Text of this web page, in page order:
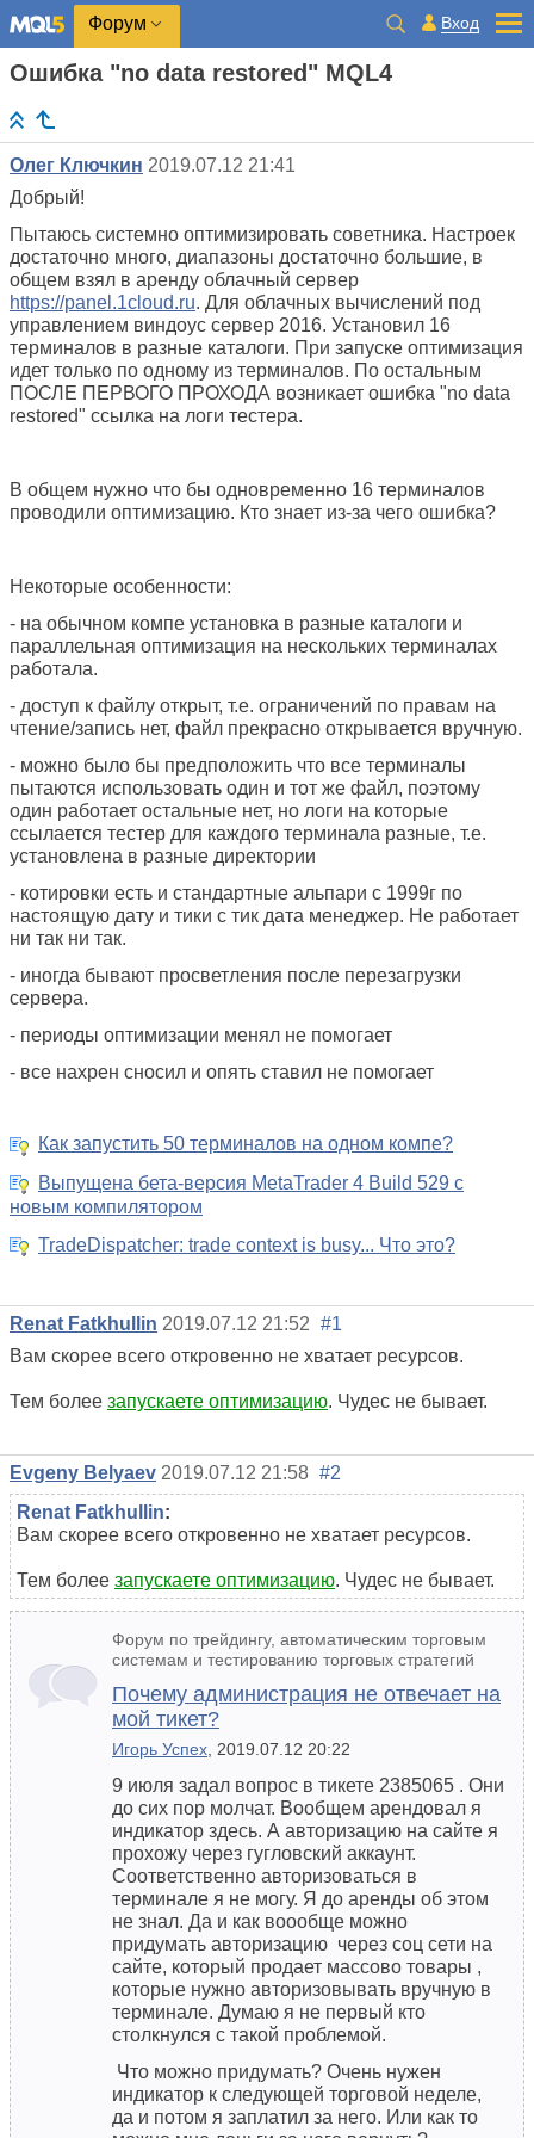
Форум Вход
Ошибка "no data restored" MQL4
Олег Ключкин 2019.07.12 21:41
Добрый!
Пытаюсь системно оптимизировать советника. Настроек
достаточно много, диапазоны достаточно большие, в
общем взял в аренду облачный сервер
https://panel.1cloud.ru. Для облачных вычислений под
управлением виндоус сервер 2016. Установил 16
терминалов в разные каталоги. При запуске оптимизация
идет только по одному из терминалов. По остальным
ПОСЛЕ ПЕРВОГО ПРОХОДА возникает ошибка "no data
restored" ссылка на логи тестера.
В общем нужно что бы одновременно 16 терминалов
проводили оптимизацию. Кто знает из-за чего ошибка?
Некоторые особенности:
- на обычном компе установка в разные каталоги и
параллельная оптимизация на нескольких терминалах
работала.
- доступ к файлу открыт, т.е. ограничений по правам на
чтение/запись нет, файл прекрасно открывается вручную.
- можно было бы предположить что все терминалы
пытаются использовать один и тот же файл, поэтому
один работает остальные нет, но логи на которые
ссылается тестер для каждого терминала разные, т.е.
установлена в разные директории
- котировки есть и стандартные альпари с 1999г по
настоящую дату и тики с тик дата менеджер. Не работает
ни так ни так.
- иногда бывают просветления после перезагрузки
сервера.
- периоды оптимизации менял не помогает
- все нахрен сносил и опять ставил не помогает
Как запустить 50 терминалов на одном компе?
Выпущена бета-версия MetaTrader 4 Build 529 с
новым компилятором
TradeDispatcher: trade context is busy... Что это?
Renat Fatkhullin 2019.07.12 21:52 #1
Вам скорее всего откровенно не хватает ресурсов.
Тем более запускаете оптимизацию. Чудес не бывает.
Evgeny Belyaev 2019.07.12 21:58 #2
Renat Fatkhullin:
Вам скорее всего откровенно не хватает ресурсов.
Тем более запускаете оптимизацию. Чудес не бывает.
Форум по трейдингу, автоматическим торговым
системам и тестированию торговых стратегий
Почему администрация не отвечает на
мой тикет?
Игорь Успех , 2019.07.12 20:22
9 июля задал вопрос в тикете 2385065 . Они
до сих пор молчат. Вообщем арендовал я
индикатор здесь. А авторизацию на сайте я
прохожу через гугловский аккаунт.
Соответственно авторизоваться в
терминале я не могу. Я до аренды об этом
не знал. Да и как воообще можно
придумать авторизацию через соц сети на
сайте, который продает массово товары ,
которые нужно авторизовывать вручную в
терминале. Думаю я не первый кто
столкнулся с такой проблемой.
Что можно придумать? Очень нужен
индикатор к следующей торговой неделе,
да и потом я заплатил за него. Или как то